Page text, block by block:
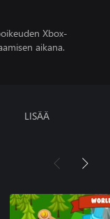
Xbox-
aikana.
LISÄÄ